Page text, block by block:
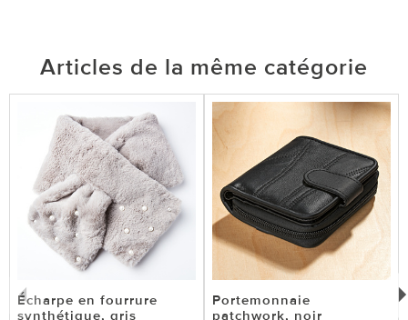
Articles de la même catégorie
Écharpe en fourrure
synthétique, gris
Portemonnaie
patchwork, noir